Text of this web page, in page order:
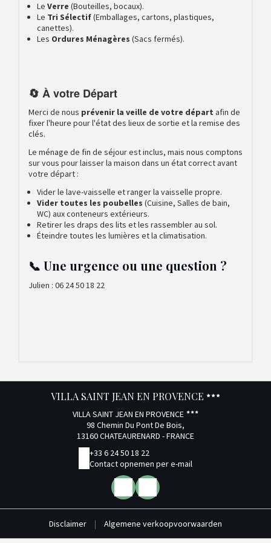
Le Verre (Bouteilles, bocaux).
Le Tri Sélectif(Emballages, cartons, plastiques,
canettes).
Les Ordures Ménagères (Sacs fermés).
🔄 À votre Départ
Merci de nous prévenir la veille de votre départ afin de
fixer l'heure pour l'état des lieux de sortie et la remise des
clés.
Le ménage de fin de séjour est inclus, mais nous comptons
sur vous pour laisser la maison dans un état correct avant
votre départ :
Vider le lave-vaisselle et ranger la vaisselle propre.
Vider toutes les poubelles (Cuisine, Salles de bain,
WC) aux conteneurs extérieurs.
Retirer les draps des lits et les rassembler au sol.
Éteindre toutes les lumières et la climatisation.
📞 Une urgence ou une question ?
Julien : 06 24 50 18 22
VILLA SAINT JEAN EN PROVENCE
VILLA SAINT JEAN EN PROVENCE
98 Chemin Du Pont De Bois,
13160 CHATEAURENARD - FRANCE
+33 6 24 50 18 22
Contact opnemen per e-mail
Disclaimer | Algemene verkoopvoorwaarden